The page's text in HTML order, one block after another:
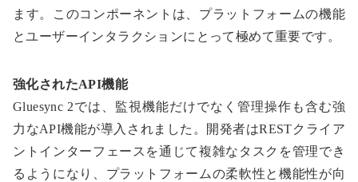
ます。このコンポーネントは、プラットフォームの機能
とユーザーインタラクションにとって極めて重要です。
強化されたAPI機能
Gluesync 2では、監視機能だけでなく管理操作も含む強
力なAPI機能が導入されました。開発者はRESTクライア
ントインターフェースを通じて複雑なタスクを管理でき
るようになり、プラットフォームの柔軟性と機能性が向